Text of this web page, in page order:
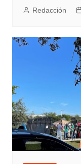
Redacción